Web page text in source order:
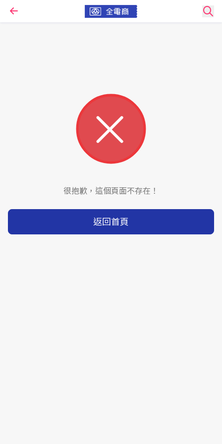
很抱歉，這個頁面不存在！
返回首頁